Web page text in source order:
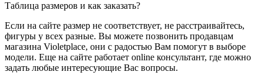
Таблица размеров и как заказать?
Если на сайте размер не соответствует, не расстраивайтесь,
фигуры у всех разные. Вы можете позвонить продавцам
магазина Violetplace, они с радостью Вам помогут в выборе
модели. Еще на сайте работает online консультант, где можно
задать любые интересующие Вас вопросы.